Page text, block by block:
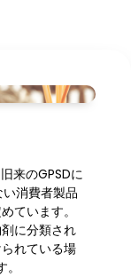
来のGPSDに
消費者製品
ています。
に分類され
れている場